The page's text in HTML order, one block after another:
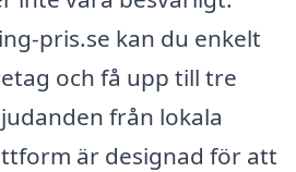
pris.se kan du enkelt
och få upp till tre
från lokala
är designad för att